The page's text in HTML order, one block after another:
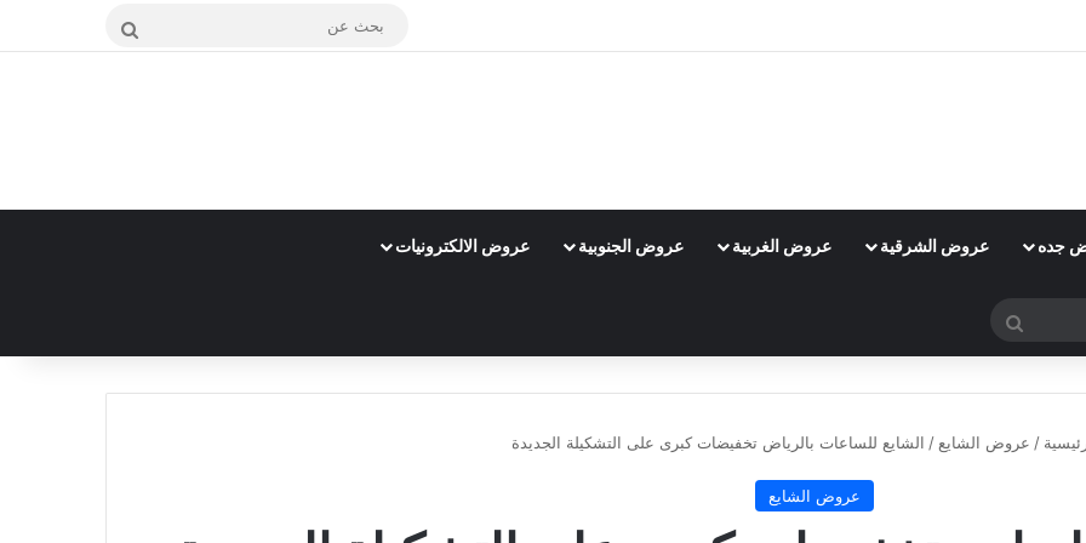
بحث
جده عروض الشرقية عروض الغربية عروض الجنوبية عروض الالكترونيات
بحث
/ عروض الشايع / الشايع للساعات بالرياض تخفيضات كبرى على التشكيلة الجديدة
عروض الشايع